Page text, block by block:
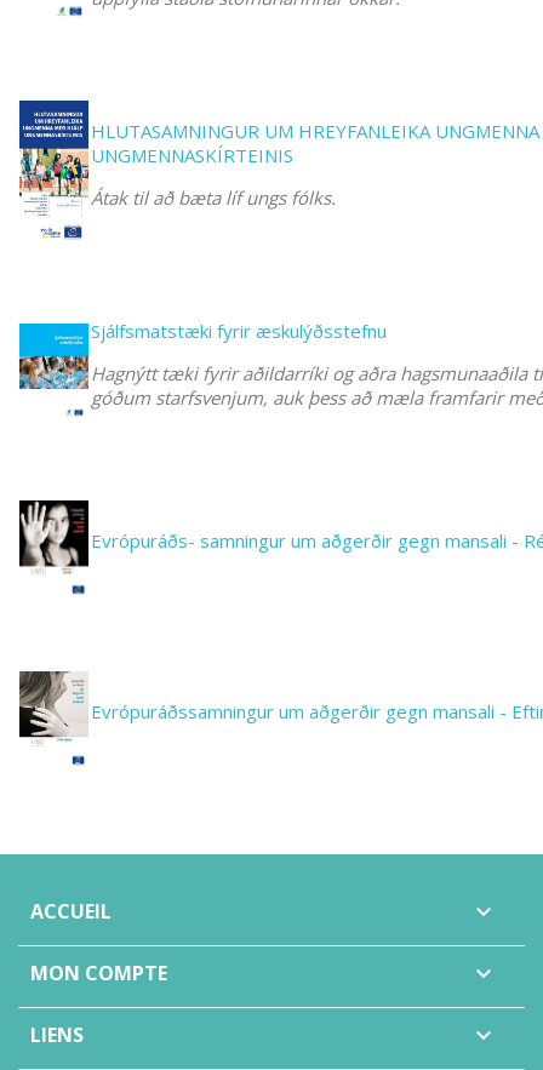
HLUTASAMNINGUR UM HREYFANLEIKA
UNGMENNASKÍRTEINIS
Átak til að bæta líf ungs fólks.
Sjálfsmatstæki fyrir æskulýðsstefnu
Hagnýtt tæki fyrir aðildarríki og aðra hagsmunaaðila
góðum starfsvenjum, auk þess að mæla framfarir
Evrópuráðs- samningur um aðgerðir gegn mansali -
Evrópuráðssamningur um aðgerðir gegn mansali -
ACCUEIL 
MON COMPTE 
LIENS 